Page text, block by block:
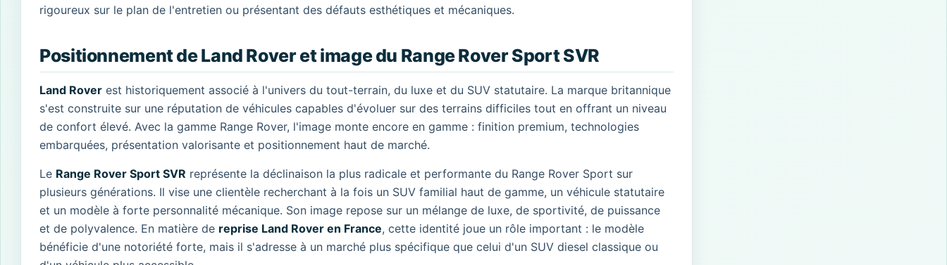
rigoureux sur le plan de l'entretien ou présentant des défauts esthétiques et mécaniques.
Positionnement de Land Rover et image du Range Rover Sport SVR
Land Rover est historiquement associé à l'univers du tout-terrain, du luxe et du SUV statutaire. La marque britannique
s'est construite sur une réputation de véhicules capables d'évoluer sur des terrains difficiles tout en offrant un niveau
de confort élevé. Avec la gamme Range Rover, l'image monte encore en gamme : finition premium, technologies
embarquées, présentation valorisante et positionnement haut de marché.
Le Range Rover Sport SVR représente la déclinaison la plus radicale et performante du Range Rover Sport sur
plusieurs générations. Il vise une clientèle recherchant à la fois un SUV familial haut de gamme, un véhicule statutaire
et un modèle à forte personnalité mécanique. Son image repose sur un mélange de luxe, de sportivité, de puissance
et de polyvalence. En matière de reprise Land Rover en France, cette identité joue un rôle important : le modèle
bénéficie d'une notoriété forte, mais il s'adresse à un marché plus spécifique que celui d'un SUV diesel classique ou